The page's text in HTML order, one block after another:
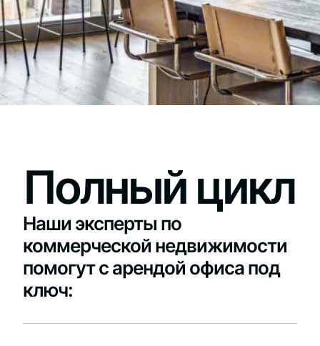
Полный цикл
Наши эксперты по
коммерческой недвижимости
помогут с арендой офиса под
ключ: